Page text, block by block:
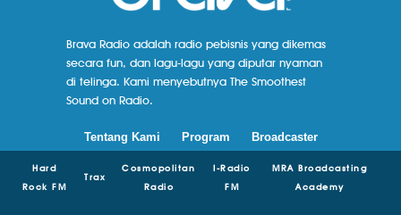
Brava Radio adalah radio pebisnis yang dikemas
secara fun, dan lagu-lagu yang diputar nyaman
di telinga. Kami menyebutnya The Smoothest
Sound on Radio.
Tentang Kami Program Broadcaster
Hard
Rock FM
Trax
Cosmopolitan
Radio
I-Radio
FM
MRA Broadcasting
Academy